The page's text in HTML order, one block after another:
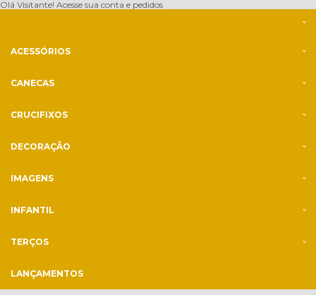
Olá Visitante! Acesse sua conta e pedidos
ACESSÓRIOS
CANECAS
CRUCIFIXOS
DECORAÇÃO
IMAGENS
INFANTIL
TERÇOS
LANÇAMENTOS